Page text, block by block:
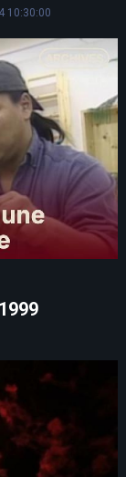
10:30:00